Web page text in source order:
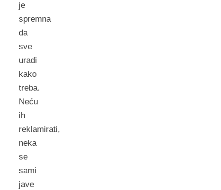
je
spremna
da
sve
uradi
kako
treba.
Neću
ih
reklamirati,
neka
se
sami
jave